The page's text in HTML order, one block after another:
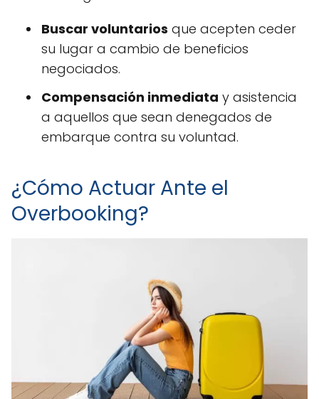
Buscar voluntarios que acepten ceder
su lugar a cambio de beneficios
negociados.
Compensación inmediata y asistencia
a aquellos que sean denegados de
embarque contra su voluntad.
¿Cómo Actuar Ante el
Overbooking?